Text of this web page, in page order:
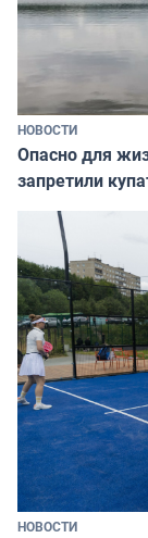
НОВОСТИ
Опасно для
запретили
НОВОСТИ